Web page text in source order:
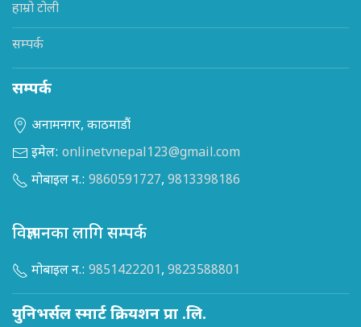
हाम्रो टोली
सम्पर्क
सम्पर्क
अनामनगर, काठमाडौं
इमेल: onlinetvnepal123@gmail.com
मोबाइल न.: 9860591727, 9813398186
विज्ञापनका लागि सम्पर्क
मोबाइल न.: 9851422201, 9823588801
युनिभर्सल स्मार्ट क्रियशन प्रा .लि.